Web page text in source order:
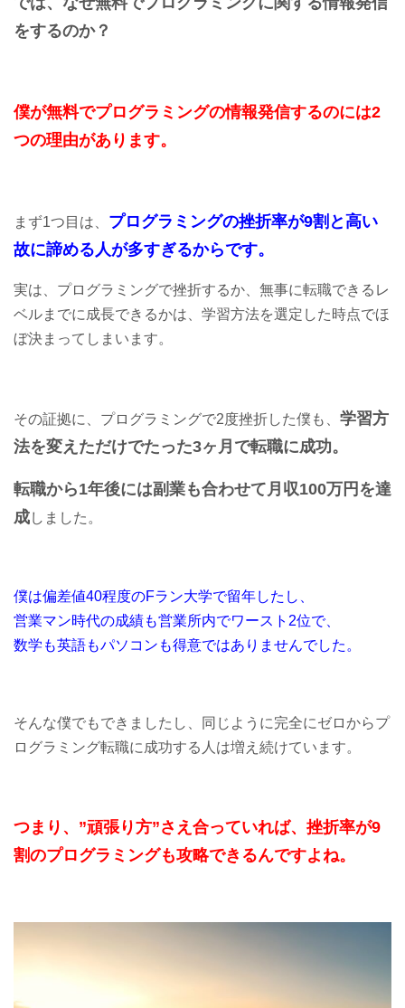
をするのか？
僕が無料でプログラミングの情報発信するのには2
つの理由があります。
まず1つ目は、 プログラミングの挫折率が9割と高い
故に諦める人が多すぎるからです。
実は、プログラミングで挫折するか、無事に転職できるレ
ベルまでに成長できるかは、学習方法を選定した時点でほ
ぼ決まってしまいます。
その証拠に、プログラミングで2度挫折した僕も、 学習方
法を変えただけでたった3ヶ月で転職に成功。
転職から1年後には副業も合わせて月収100万円を達
成しました。
僕は偏差値40程度のFラン大学で留年したし、
営業マン時代の成績も営業所内でワースト2位で、
数学も英語もパソコンも得意ではありませんでした。
そんな僕でもできましたし、同じように完全にゼロからプ
ログラミング転職に成功する人は増え続けています。
つまり、”頑張り方”さえ合っていれば、挫折率が9
割のプログラミングも攻略できるんですよね。